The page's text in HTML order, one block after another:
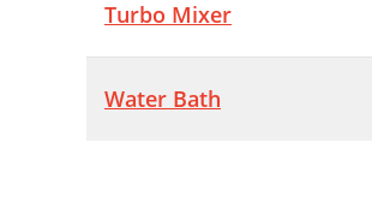
Turbo Mixer
Water Bath